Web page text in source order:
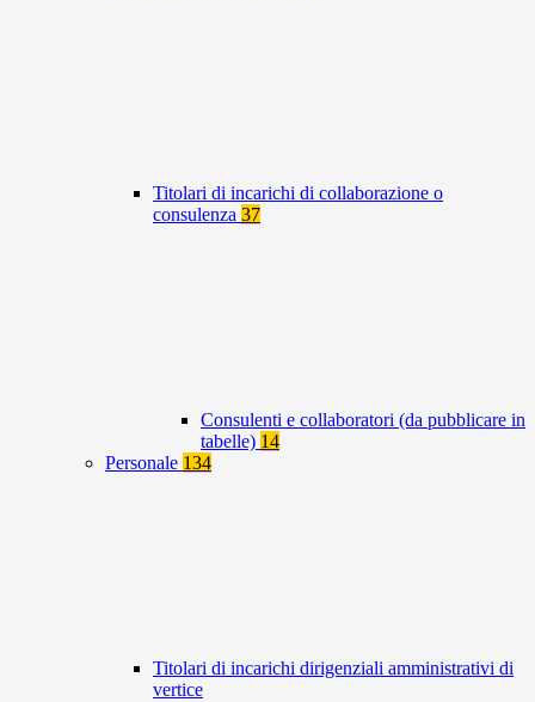
Titolari di incarichi di collaborazione o
consulenza 37
Consulenti e collaboratori (da pubblicare in
tabelle) 14
Personale 134
Titolari di incarichi dirigenziali amministrativi di
vertice